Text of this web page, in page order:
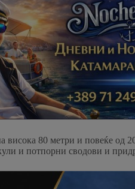
80 метри и повеќе од
и потпорни сводови и